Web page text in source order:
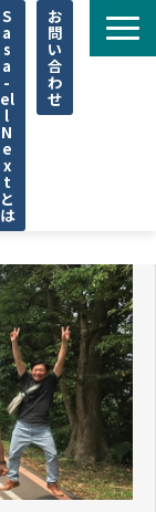
S
a
s
a
-
el
l
N
e
x
t
と
は
お
問
い
合
わ
せ